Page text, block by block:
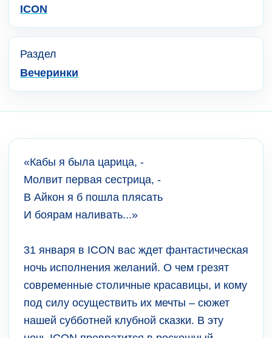
ICON
Раздел
Вечеринки
«Кабы я была царица, -
Молвит первая сестрица, -
В Айкон я б пошла плясать
И боярам наливать...»
31 января в ICON вас ждет фантастическая
ночь исполнения желаний. О чем грезят
современные столичные красавицы, и кому
под силу осуществить их мечты – сюжет
нашей субботней клубной сказки. В эту